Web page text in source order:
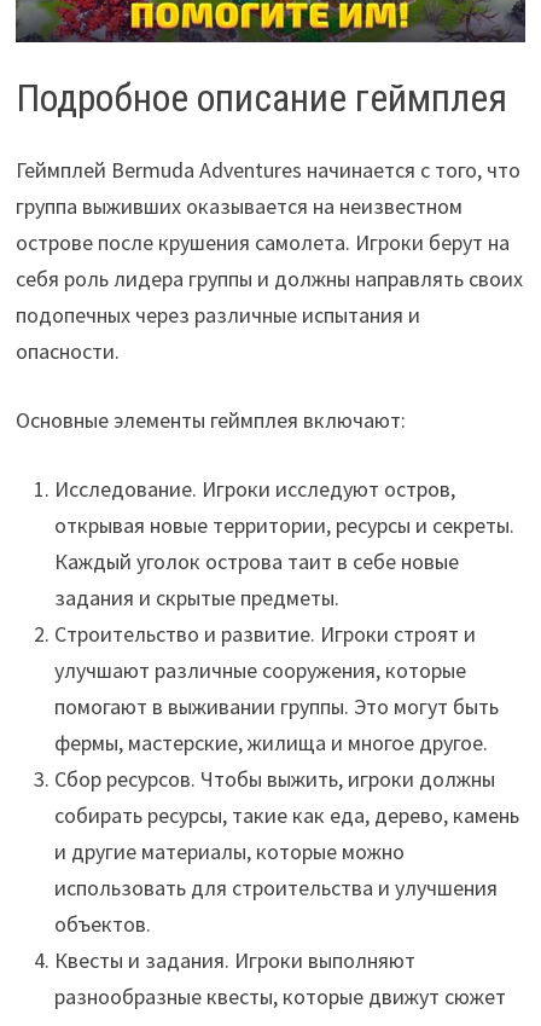
Подробное описание геймплея
Геймплей Bermuda Adventures начинается с того, что
группа выживших оказывается на неизвестном
острове после крушения самолета. Игроки берут на
себя роль лидера группы и должны направлять своих
подопечных через различные испытания и
опасности.
Основные элементы геймплея включают:
Исследование. Игроки исследуют остров,
открывая новые территории, ресурсы и секреты.
Каждый уголок острова таит в себе новые
задания и скрытые предметы.
Строительство и развитие. Игроки строят и
улучшают различные сооружения, которые
помогают в выживании группы. Это могут быть
фермы, мастерские, жилища и многое другое.
Сбор ресурсов. Чтобы выжить, игроки должны
собирать ресурсы, такие как еда, дерево, камень
и другие материалы, которые можно
использовать для строительства и улучшения
объектов.
Квесты и задания. Игроки выполняют
разнообразные квесты, которые движут сюжет